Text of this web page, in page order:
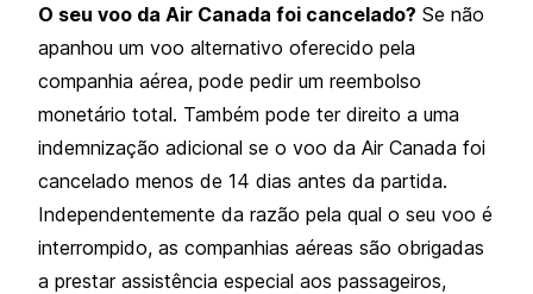
O seu voo da Air Canada foi cancelado? Se não
apanhou um voo alternativo oferecido pela
companhia aérea, pode pedir um reembolso
monetário total. Também pode ter direito a uma
indemnização adicional se o voo da Air Canada foi
cancelado menos de 14 dias antes da partida.
Independentemente da razão pela qual o seu voo é
interrompido, as companhias aéreas são obrigadas
a prestar assistência especial aos passageiros,